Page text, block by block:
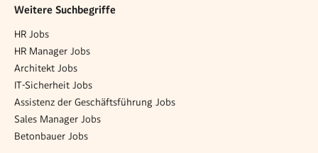
Weitere Suchbegriffe
HR Jobs
HR Manager Jobs
Architekt Jobs
IT-Sicherheit Jobs
Assistenz der Geschäftsführung Jobs
Sales Manager Jobs
Betonbauer Jobs